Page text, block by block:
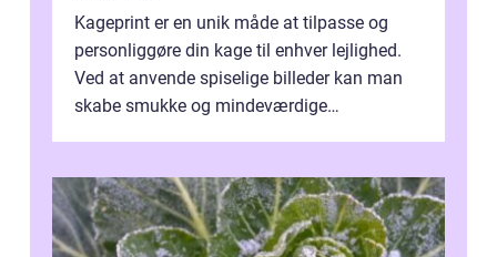
Kageprint er en unik måde at tilpasse og
personliggøre din kage til enhver lejlighed.
Ved at anvende spiselige billeder kan man
skabe smukke og mindeværdige